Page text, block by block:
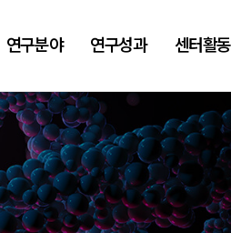
연구분야 연구성과 센터활동